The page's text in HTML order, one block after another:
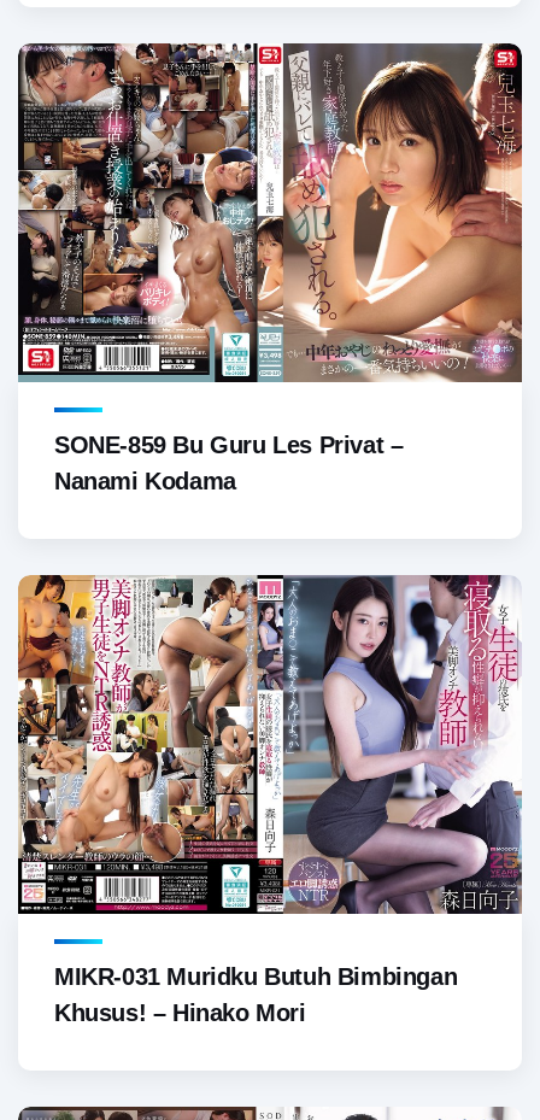
SONE-859 Bu Guru Les Privat –
Nanami Kodama
MIKR-031 Muridku Butuh Bimbingan
Khusus! – Hinako Mori